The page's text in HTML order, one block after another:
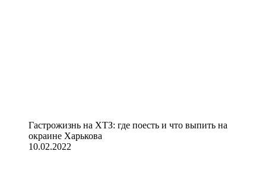
Гастрожизнь на ХТЗ: где поесть и что выпить на
окраине Харькова
10.02.2022